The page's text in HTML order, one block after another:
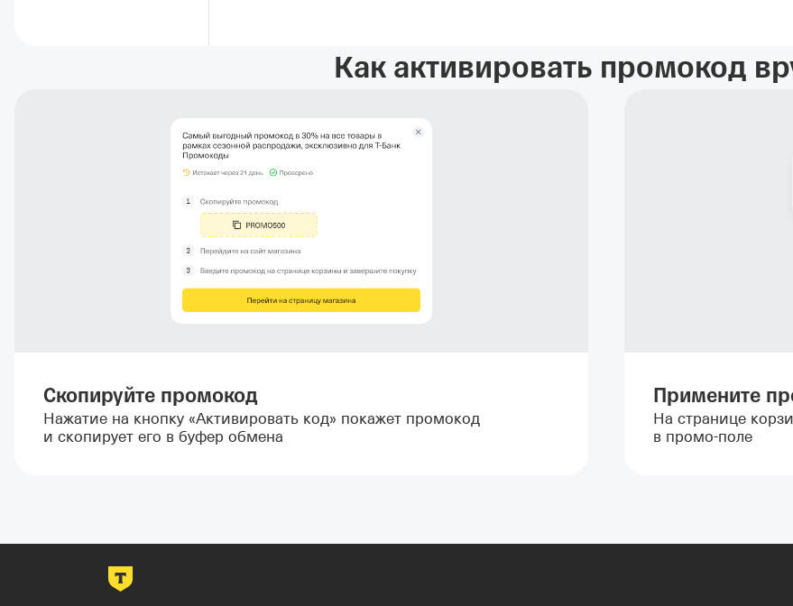
Как активировать промокод
Скопируйте промокод
Нажатие на кнопку «Активировать код» покажет промокод
и скопирует его в буфер обмена
Примените
На странице
в промо-поле